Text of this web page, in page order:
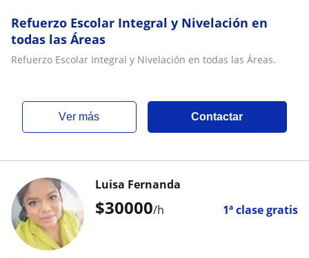
Refuerzo Escolar Integral y Nivelación en
todas las Áreas
Refuerzo Escolar Integral y Nivelación en todas las Áreas.
ver más Contactar
$30000/h 1ª clase gratis
Luisa Fernanda